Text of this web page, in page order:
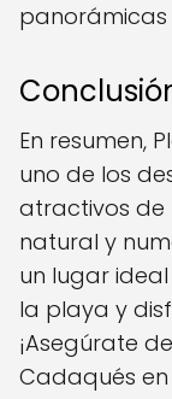
En resumen,
uno de los
atractivos de
natural y
un lugar
la playa y
¡Asegúrate
Cadaqués